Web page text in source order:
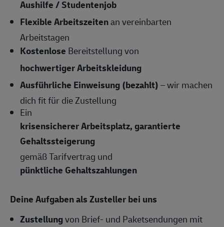
Aushilfe / Studentenjob
Flexible Arbeitszeitenan vereinbarten
Arbeitstagen
Kostenlose Bereitstellung von
hochwertiger Arbeitskleidung
Ausführliche Einweisung (bezahlt)– wir machen
dich fit für die Zustellung
Ein
krisensicherer Arbeitsplatz, garantierte
Gehaltssteigerung
gemäß Tarifvertrag und
pünktliche Gehaltszahlungen
Deine Aufgaben als Zusteller bei uns
Zustellungvon Brief- und Paketsendungen mit